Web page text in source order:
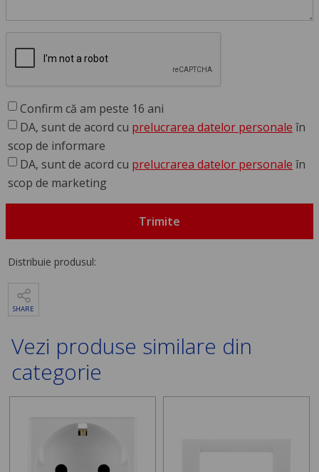
Confirm că am peste 16 ani
DA, sunt de acord cu prelucrarea datelor personale în
scop de informare
DA, sunt de acord cu prelucrarea datelor personale în
scop de marketing
Trimite
Distribuie produsul:
SHARE
Vezi produse similare din
categorie